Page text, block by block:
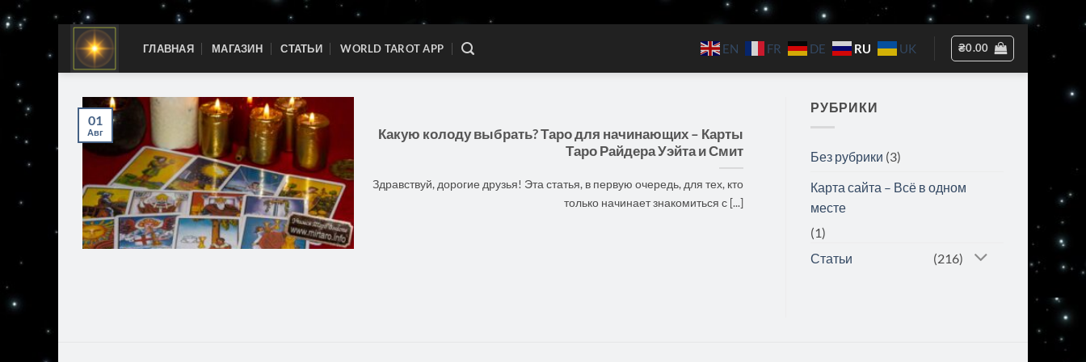
Skip
content
ГЛАВНАЯ МАГАЗИН СТАТЬИ WORLD TAROT APP EN FR DE RU UK ₴0.00
Какую колоду выбрать? Таро для начинающих – Карты
Таро Райдера Уэйта и Смит
Здравствуй, дорогие друзья! Эта статья, в первую очередь, для тех, кто
только начинает знакомиться с [...]
01
Авг
РУБРИКИ
Без рубрики (3)
Карта сайта – Всё в одном
месте
(1)
Статьи
(216)